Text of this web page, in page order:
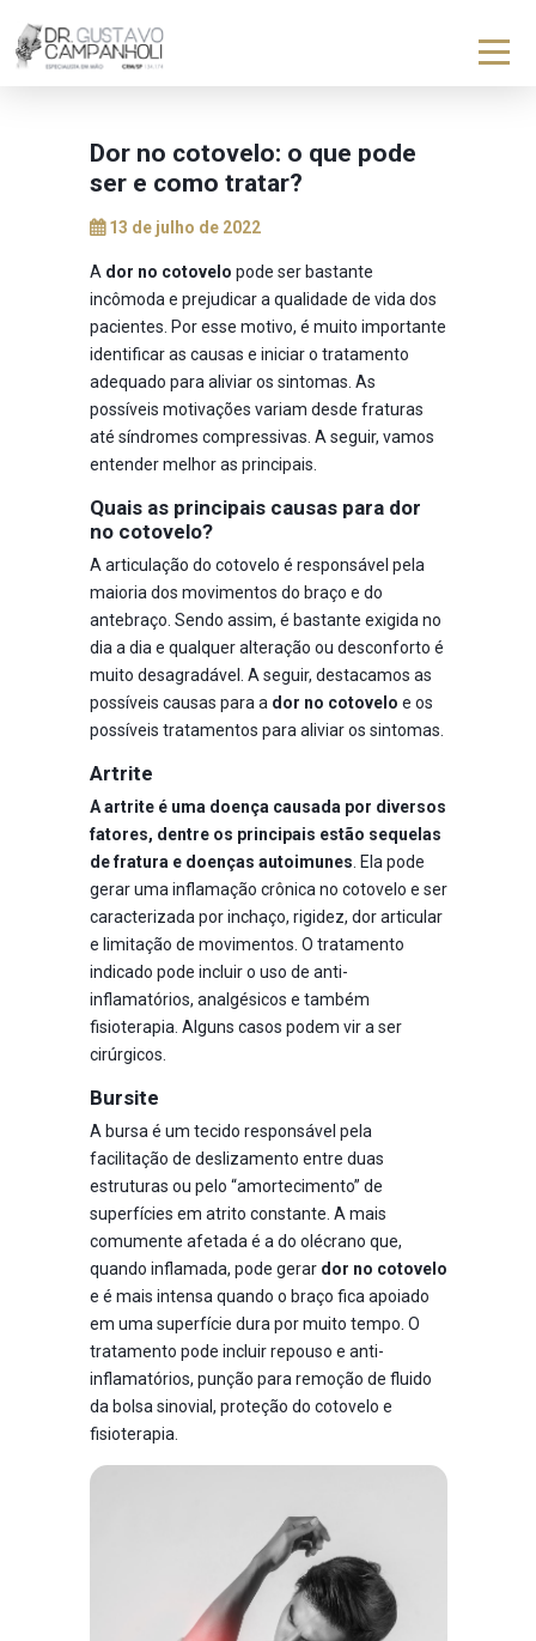
Dor no cotovelo: o que pode
ser e como tratar?
13 de julho de 2022
A dor no cotovelo pode ser bastante
incômoda e prejudicar a qualidade de vida dos
pacientes. Por esse motivo, é muito importante
identificar as causas e iniciar o tratamento
adequado para aliviar os sintomas. As
possíveis motivações variam desde fraturas
até síndromes compressivas. A seguir, vamos
entender melhor as principais.
Quais as principais causas para dor
no cotovelo?
A articulação do cotovelo é responsável pela
maioria dos movimentos do braço e do
antebraço. Sendo assim, é bastante exigida no
dia a dia e qualquer alteração ou desconforto é
muito desagradável. A seguir, destacamos as
possíveis causas para a dor no cotovelo e os
possíveis tratamentos para aliviar os sintomas.
Artrite
A artrite é uma doença causada por diversos
fatores, dentre os principais estão sequelas
de fratura e doenças autoimunes . Ela pode
gerar uma inflamação crônica no cotovelo e ser
caracterizada por inchaço, rigidez, dor articular
e limitação de movimentos. O tratamento
indicado pode incluir o uso de anti-
inflamatórios, analgésicos e também
fisioterapia. Alguns casos podem vir a ser
cirúrgicos.
Bursite
A bursa é um tecido responsável pela
facilitação de deslizamento entre duas
estruturas ou pelo “amortecimento” de
superfícies em atrito constante. A mais
comumente afetada é a do olécrano que,
quando inflamada, pode gerar dor no cotovelo
e é mais intensa quando o braço fica apoiado
em uma superfície dura por muito tempo. O
tratamento pode incluir repouso e anti-
inflamatórios, punção para remoção de fluido
da bolsa sinovial, proteção do cotovelo e
fisioterapia.